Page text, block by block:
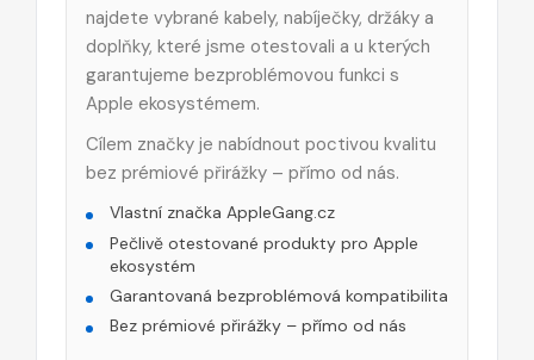
najdete vybrané kabely, nabíječky, držáky a
doplňky, které jsme otestovali a u kterých
garantujeme bezproblémovou funkci s
Apple ekosystémem.
Cílem značky je nabídnout poctivou kvalitu
bez prémiové přirážky – přímo od nás.
Vlastní značka AppleGang.cz
Pečlivě otestované produkty pro Apple
ekosystém
Garantovaná bezproblémová kompatibilita
Bez prémiové přirážky – přímo od nás